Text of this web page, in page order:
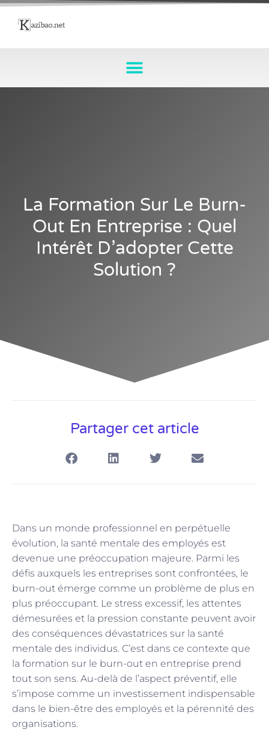
La Formation Sur Le Burn-
Out En Entreprise : Quel
Intérêt D’adopter Cette
Solution ?
Partager cet article
Dans un monde professionnel en perpétuelle
évolution, la santé mentale des employés est
devenue une préoccupation majeure. Parmi les
défis auxquels les entreprises sont confrontées, le
burn-out émerge comme un problème de plus en
plus préoccupant. Le stress excessif, les attentes
démesurées et la pression constante peuvent avoir
des conséquences dévastatrices sur la santé
mentale des individus. C’est dans ce contexte que
la formation sur le burn-out en entreprise prend
tout son sens. Au-delà de l’aspect préventif, elle
s’impose comme un investissement indispensable
dans le bien-être des employés et la pérennité des
organisations.